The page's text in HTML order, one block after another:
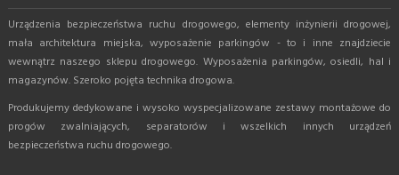
Urządzenia bezpieczeństwa ruchu drogowego, elementy inżynierii drogowej,
mała architektura miejska, wyposażenie parkingów - to i inne znajdziecie
wewnątrz naszego sklepu drogowego. Wyposażenia parkingów, osiedli, hal i
magazynów. Szeroko pojęta technika drogowa.
Produkujemy dedykowane i wysoko wyspecjalizowane zestawy montażowe do
progów zwalniających, separatorów i wszelkich innych urządzeń
bezpieczeństwa ruchu drogowego.